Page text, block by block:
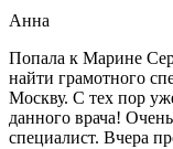
Анна
Попала к Марине
найти грамотного
Москву. С тех пор
данного врача!
специалист. Вчера